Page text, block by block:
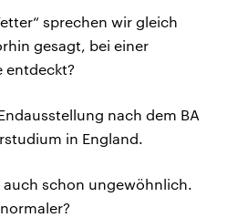
sprechen wir gleich
gesagt, bei einer
entdeckt?
nach dem BA
in England.
auch schon ungewöhnlich.